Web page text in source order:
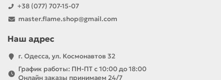
+38 (077) 707-15-07
master.flame.shop@gmail.com
Наш адрес
г. Одесса, ул. Космонавтов 32
График работы: ПН-ПТ с 10:00 до 18:00
Онлайн заказы принимаем 24/7